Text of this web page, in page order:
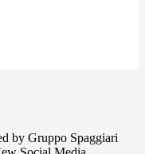
by Gruppo Spaggiari